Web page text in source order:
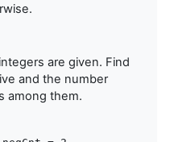
are given. Find
and the number
among them.